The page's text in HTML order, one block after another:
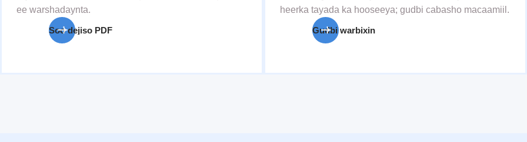
ee warshadaynta.
Soo dejiso PDF
heerka tayada ka hooseeya; gudbi cabasho macaamiil.
Gudbi warbixin